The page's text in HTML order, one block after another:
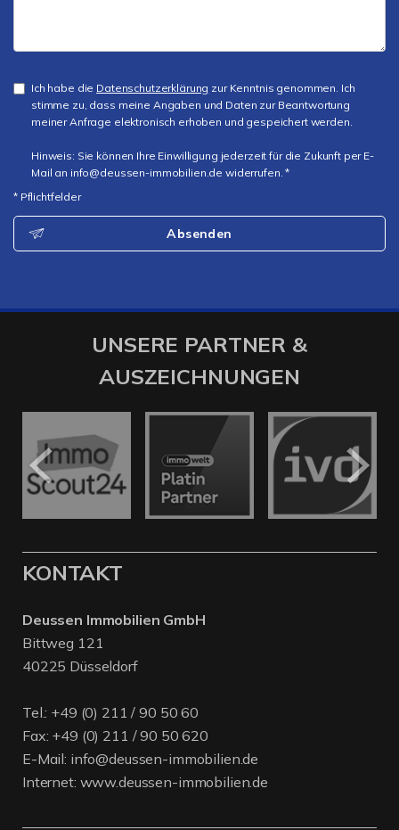
Ich habe die Datenschutzerklärung zur Kenntnis genommen. Ich
stimme zu, dass meine Angaben und Daten zur Beantwortung
meiner Anfrage elektronisch erhoben und gespeichert werden.
Hinweis: Sie können Ihre Einwilligung jederzeit für die Zukunft per E-
Mail an info@deussen-immobilien.de widerrufen. *
* Pflichtfelder
Absenden
UNSERE PARTNER &
AUSZEICHNUNGEN
KONTAKT
Deussen Immobilien GmbH
Bittweg 121
40225 Düsseldorf
Tel.: +49 (0) 211 / 90 50 60
Fax: +49 (0) 211 / 90 50 620
E-Mail: info@deussen-immobilien.de
Internet: www.deussen-immobilien.de